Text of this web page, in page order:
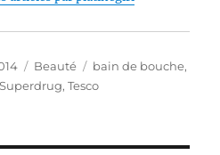
Catégories
Beauté Étiquettes
bain de bouche,
Superdrug,Tesco